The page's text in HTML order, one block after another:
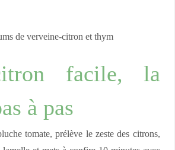
de verveine-citron et thym
facile, la
à pas
tomate, prélève le zeste des citrons,